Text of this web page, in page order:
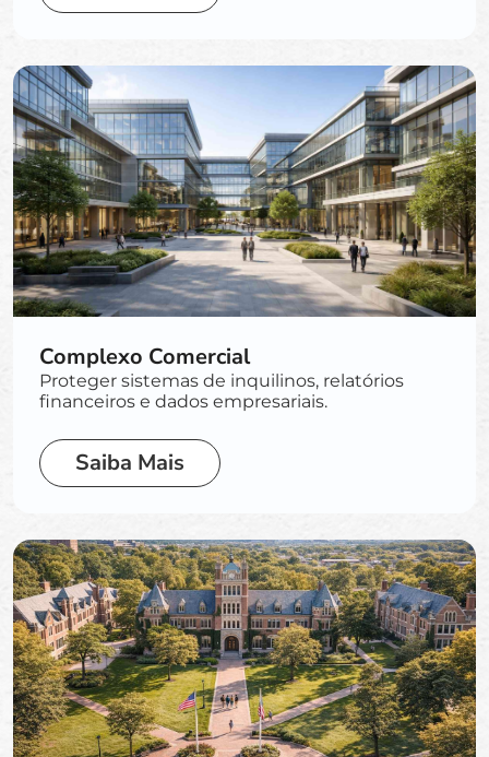
Complexo Comercial
Proteger sistemas de inquilinos, relatórios
financeiros e dados empresariais.
Saiba Mais